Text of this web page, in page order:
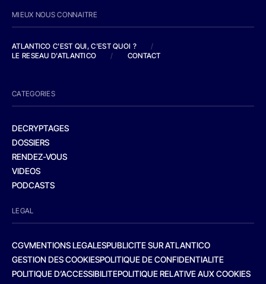
MIEUX NOUS CONNAITRE
ATLANTICO C'EST QUI, C'EST QUOI ?
/
LE RESEAU D'ATLANTICO
/ CONTACT
CATEGORIES
DECRYPTAGES
DOSSIERS
RENDEZ-VOUS
VIDEOS
PODCASTS
LEGAL
CGVMENTIONS LEGALESPUBLICITE SUR ATLANTICO
GESTION DES COOKIESPOLITIQUE DE CONFIDENTIALITE
POLITIQUE D’ACCESSIBILITEPOLITIQUE RELATIVE AUX COOKIES